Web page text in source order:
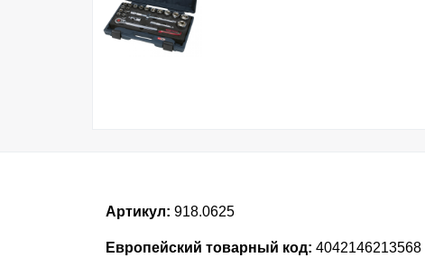
Артикул: 918.0625
Европейский товарный код: 4042146213568